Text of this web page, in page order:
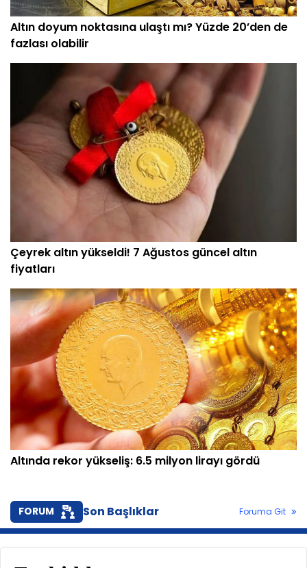
Altın doyum noktasına ulaştı mı? Yüzde 20’den de
fazlası olabilir
Çeyrek altın yükseldi! 7 Ağustos güncel altın
fiyatları
Altında rekor yükseliş: 6.5 milyon lirayı gördü
FORUM Son Başlıklar Foruma Git